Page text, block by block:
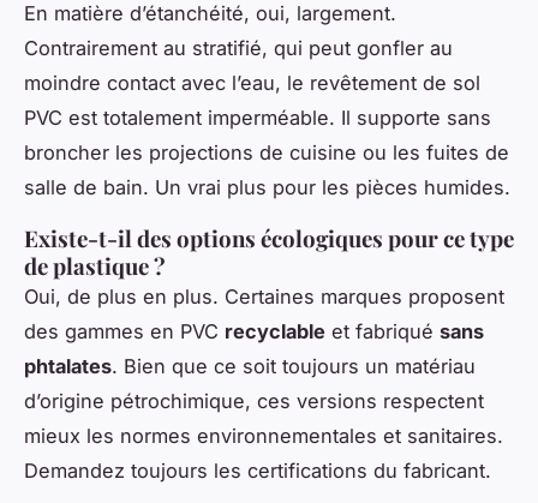
En matière d’étanchéité, oui, largement.
Contrairement au stratifié, qui peut gonfler au
moindre contact avec l’eau, le revêtement de sol
PVC est totalement imperméable. Il supporte sans
broncher les projections de cuisine ou les fuites de
salle de bain. Un vrai plus pour les pièces humides.
Existe-t-il des options écologiques pour ce type
de plastique ?
Oui, de plus en plus. Certaines marques proposent
des gammes en PVC recyclable et fabriqué sans
phtalates. Bien que ce soit toujours un matériau
d’origine pétrochimique, ces versions respectent
mieux les normes environnementales et sanitaires.
Demandez toujours les certifications du fabricant.